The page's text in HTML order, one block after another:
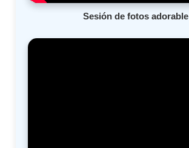
Sesión de fotos adorable